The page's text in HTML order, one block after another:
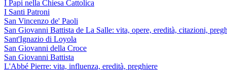
I Papi nella Chiesa Cattolica
I Santi Patroni
San Vincenzo de' Paoli
San Giovanni Battista de La Salle: vita, opere, eredità, citazioni,
Sant'Ignazio di Loyola
San Giovanni della Croce
San Giovanni Battista
L'Abbé Pierre: vita, influenza, eredità, preghiere